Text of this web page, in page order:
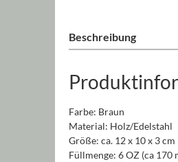
Beschreibung
Farbe: Braun
Material: Holz/Edelstahl
Größe: ca. 12 x 10 x 3 cm
Füllmenge: 6 OZ (ca 170